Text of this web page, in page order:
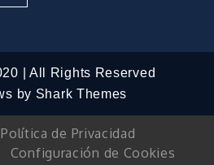
| All Rights Reserved
by Shark Themes
Política de Privacidad
Configuración de Cookies